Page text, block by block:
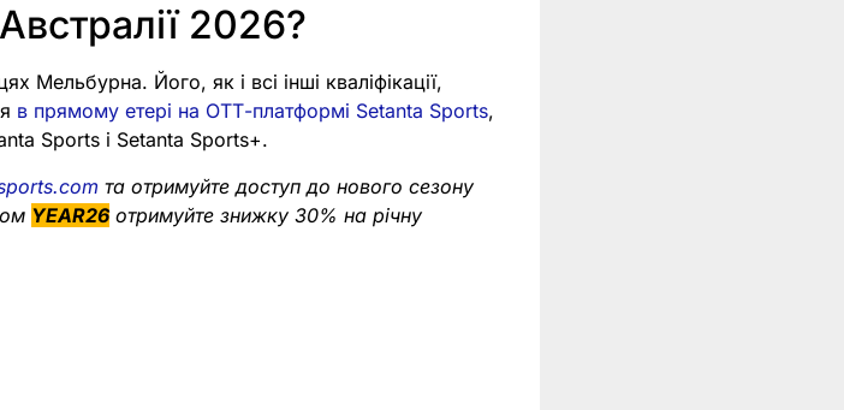
2026?
Мельбурна. Його, як і всі інші кваліфікації,
в прямому етері на ОТТ-платформі Setanta Sports,
Sports і Setanta Sports+.
та отримуйте доступ до нового сезону
YEAR26отримуйте знижку 30% на річну